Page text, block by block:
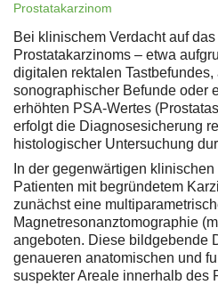
Prostatakarzinom
Bei klinischem Verdacht auf
Prostatakarzinoms – etwa
digitalen rektalen Tastbefundes,
sonographischer Befunde oder
erhöhten PSA-Wertes
erfolgt die Diagnosesicherung
histologischer Untersuchung
In der gegenwärtigen
Patienten mit begründetem
zunächst eine
Magnetresonanztomographie
angeboten. Diese bildgebende
genaueren anatomischen und
suspekter Areale innerhalb des